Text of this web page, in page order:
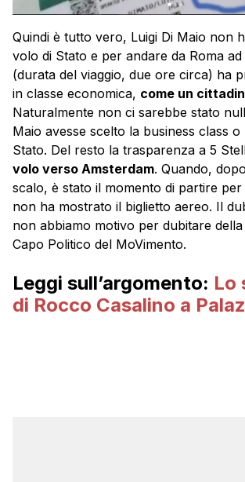
Quindi è tutto vero, Luigi Di Maio non
volo di Stato e per andare da Roma
(durata del viaggio, due ore circa) ha
in classe economica, come un
Naturalmente non ci sarebbe stato
Maio avesse scelto la business class
Stato. Del resto la trasparenza a 5
volo verso Amsterdam. Quando,
scalo, è stato il momento di partire per
non ha mostrato il biglietto aereo. Il
non abbiamo motivo per dubitare
Capo Politico del MoVimento.
Leggi sull’argomento: Lo
di Rocco Casalino a